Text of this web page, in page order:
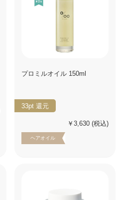
プロミルオイル 150ml
33pt 還元
￥3,630 (税込)
ヘアオイル